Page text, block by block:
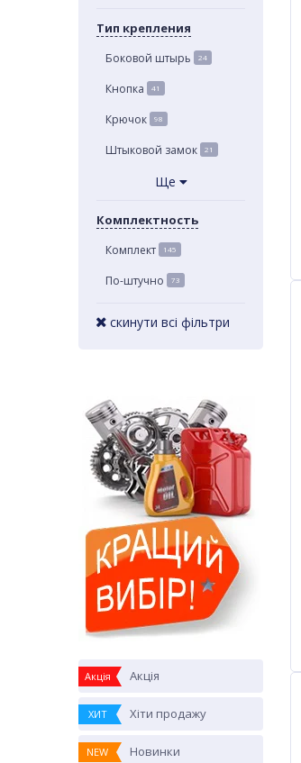
Тип крепления
Боковой штырь 24
Кнопка 41
Крючок 98
Штыковой замок 21
Ще
Комплектность
Комплект 145
По-штучно 73
скинути всі фільтри
Акція Акція
ХИТ Хіти продажу
NEW Новинки